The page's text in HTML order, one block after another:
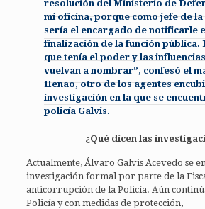
resolución del Ministerio de
mí oficina, porque como jefe de
sería el encargado de notificarle
finalización de la función pública.
que tenía el poder y las
vuelvan a nombrar”, confesó el
Henao, otro de los agentes
investigación en la que se
policía Galvis.
¿Qué dicen las
Actualmente, Álvaro Galvis Acevedo se
investigación formal por parte de la
anticorrupción de la Policía. Aún
Policía y con medidas de protección,